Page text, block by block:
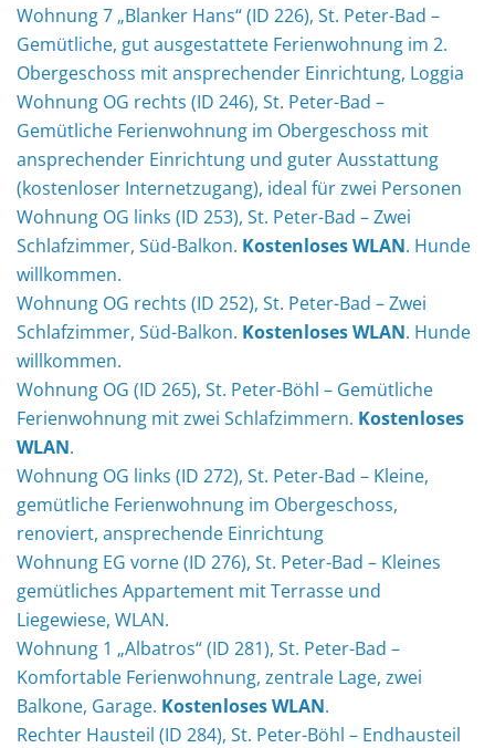
Wohnung 7 „Blanker Hans“ (ID 226), St. Peter-Bad –
Gemütliche, gut ausgestattete Ferienwohnung im 2.
Obergeschoss mit ansprechender Einrichtung, Loggia
Wohnung OG rechts (ID 246), St. Peter-Bad –
Gemütliche Ferienwohnung im Obergeschoss mit
ansprechender Einrichtung und guter Ausstattung
(kostenloser Internetzugang), ideal für zwei Personen
Wohnung OG links (ID 253), St. Peter-Bad – Zwei
Schlafzimmer, Süd-Balkon. Kostenloses WLAN. Hunde
willkommen.
Wohnung OG rechts (ID 252), St. Peter-Bad – Zwei
Schlafzimmer, Süd-Balkon. Kostenloses WLAN. Hunde
willkommen.
Wohnung OG (ID 265), St. Peter-Böhl – Gemütliche
Ferienwohnung mit zwei Schlafzimmern. Kostenloses
WLAN.
Wohnung OG links (ID 272), St. Peter-Bad – Kleine,
gemütliche Ferienwohnung im Obergeschoss,
renoviert, ansprechende Einrichtung
Wohnung EG vorne (ID 276), St. Peter-Bad – Kleines
gemütliches Appartement mit Terrasse und
Liegewiese, WLAN.
Wohnung 1 „Albatros“ (ID 281), St. Peter-Bad –
Komfortable Ferienwohnung, zentrale Lage, zwei
Balkone, Garage. Kostenloses WLAN.
Rechter Hausteil (ID 284), St. Peter-Böhl – Endhausteil